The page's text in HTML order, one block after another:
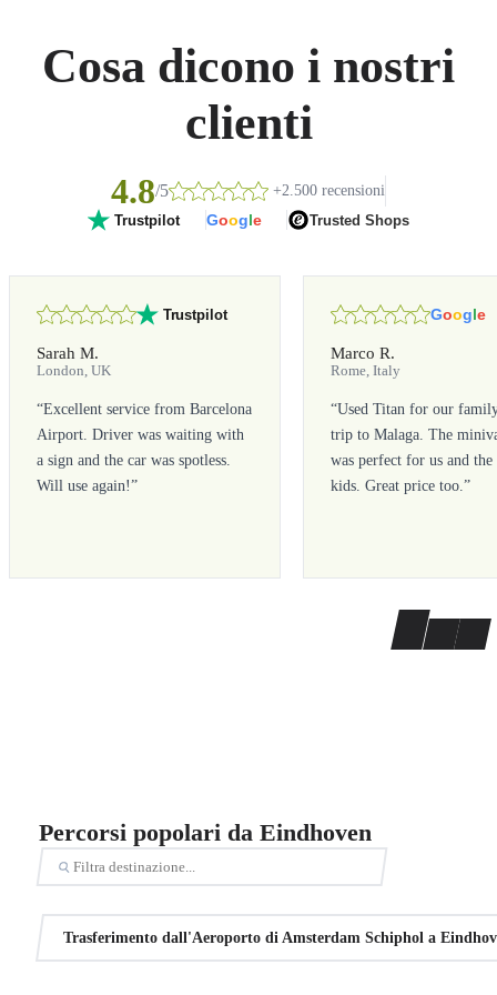
Cosa dicono i nostri
clienti
4.8/5 +2.500 recensioni
Trustpilot Google Trusted Shops
Trustpilot
Sarah M.
London, UK
“Excellent service from Barcelona
Airport. Driver was waiting with
a sign and the car was spotless.
Will use again!”
Google
Marco R.
Rome, Italy
“Used Titan for our
trip to Malaga. The
was perfect for us and the
kids. Great price too.”
Percorsi popolari da Eindhoven
Trasferimento dall'Aeroporto di Amsterdam Schiphol a